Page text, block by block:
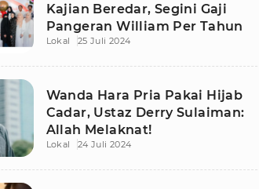
Kajian Beredar, Segini Gaji
Pangeran William Per Tahun
Lokal 25 Juli 2024
Wanda Hara Pria Pakai Hijab
Cadar, Ustaz Derry Sulaiman:
Allah Melaknat!
Lokal 24 Juli 2024